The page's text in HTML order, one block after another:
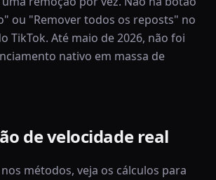
ou "Remover todos os reposts" no
TikTok. Até maio de 2026, não foi
nativo em massa de
de velocidade real
métodos, veja os cálculos para